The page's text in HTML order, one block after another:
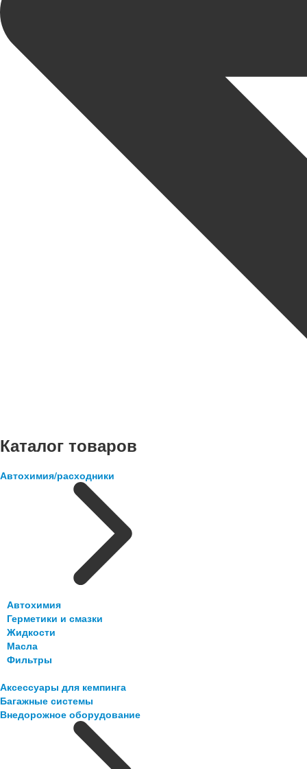
Каталог товаров
Автохимия/расходники
Автохимия
Герметики и смазки
Жидкости
Масла
Фильтры
Аксессуары для кемпинга
Багажные системы
Внедорожное оборудование